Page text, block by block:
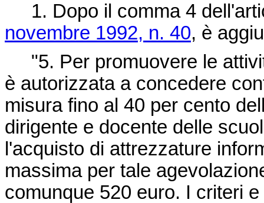
1. Dopo il comma 4
novembre 1992, n. 40, è
"5. Per promuovere le
è autorizzata a concedere
misura fino al 40 per cento
dirigente e docente delle
l'acquisto di attrezzature
massima per tale
comunque 520 euro. I criteri